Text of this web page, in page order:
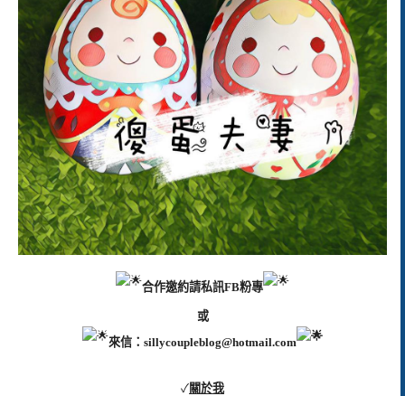
合作邀約請私訊FB粉專
或
來信： sillycoupleblog@hotmail.com
✓關於我